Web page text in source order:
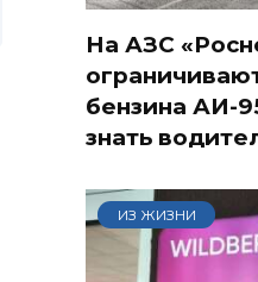
На АЗС
бензина АИ-
знать
ИЗ ЖИЗНИ